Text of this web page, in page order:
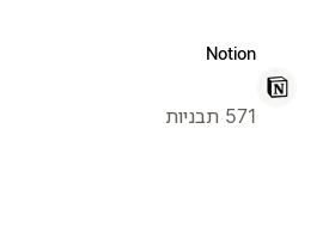
Notion
571 תבניות